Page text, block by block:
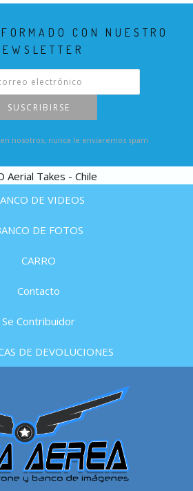
CON NUESTRO
SUSCRIBIRSE
nosotros, nunca le enviaremos spam
DE VIDEOS
DE FOTOS
CARRO
Contacto
Se Contribuidor
DE DEVOLUCIONES